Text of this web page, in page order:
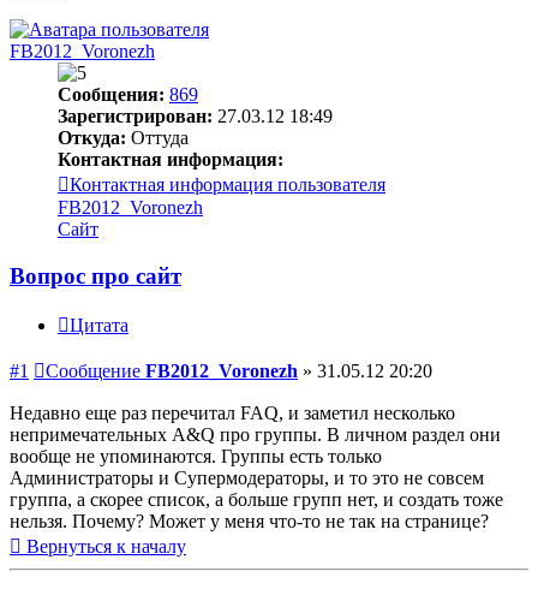
FB2012_Voronezh
Сообщения: 869
Зарегистрирован: 27.03.12 18:49
Откуда: Оттуда
Контактная информация:
Контактная информация пользователя
FB2012_Voronezh
Сайт
Вопрос про сайт
Цитата
#1 Сообщение FB2012_Voronezh » 31.05.12 20:20
Недавно еще раз перечитал FAQ, и заметил несколько
непримечательных A&Q про группы. В личном раздел они
вообще не упоминаются. Группы есть только
Администраторы и Супермодераторы, и то это не совсем
группа, а скорее список, а больше групп нет, и создать тоже
нельзя. Почему? Может у меня что-то не так на странице?
Вернуться к началу